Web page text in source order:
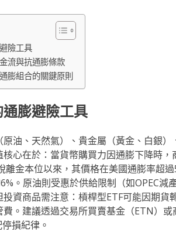
險工具
流與抗通膨條款
膨組合的關鍵原則
膨避險工具
油、天然氣）、貴金屬（黃金、白銀
心在於：當貨幣購買力因通膨下降時
離金本位以來，其價格在美國通膨率超
。原油則受惠於供給限制（如OPEC
資商品需注意：槓桿型ETF可能因期貨
費。建議透過交易所買賣基金（ETN）
損紀律。